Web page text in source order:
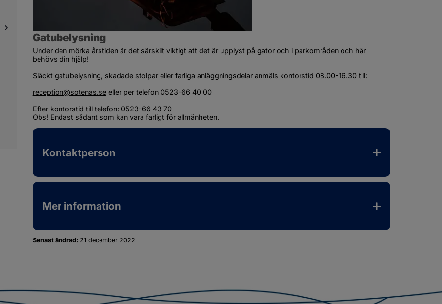
Undersidor
Gatubelysning
Under den mörka årstiden är det särskilt viktigt att det är upplyst på gator och i parkområden och här
behövs din hjälp!
Släckt gatubelysning, skadade stolpar eller farliga anläggningsdelar anmäls kontorstid 08.00-16.30 till:
reception@sotenas.se eller per telefon 0523-66 40 00
Efter kontorstid till telefon: 0523-66 43 70
Obs! Endast sådant som kan vara farligt för allmänheten.
Kontaktperson
Mer information
Senast ändrad: 21 december 2022